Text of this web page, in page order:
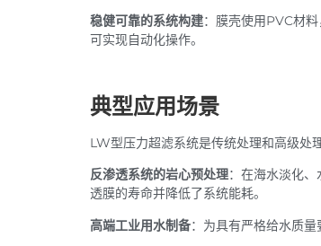
稳健可靠的系统构建：膜壳使用PVC材
可实现自动化操作。
典型应用场景
LW型压力超滤系统是传统处理和高级处
反渗透系统的岩心预处理：在海水淡化
透膜的寿命并降低了系统能耗。
高端工业用水制备：为具有严格给水质量